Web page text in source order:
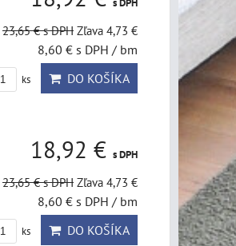
s DPH
23,65 €s DPH Zľava 4,73 €
8,60 € s DPH / bm
ks DO KOŠÍKA
18,92 € s DPH
23,65 €s DPH Zľava 4,73 €
8,60 € s DPH / bm
ks DO KOŠÍKA